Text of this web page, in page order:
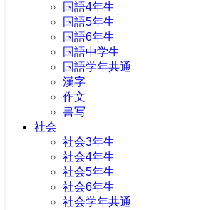
国語4年生
国語5年生
国語6年生
国語中学生
国語学年共通
漢字
作文
書写
社会
社会3年生
社会4年生
社会5年生
社会6年生
社会学年共通